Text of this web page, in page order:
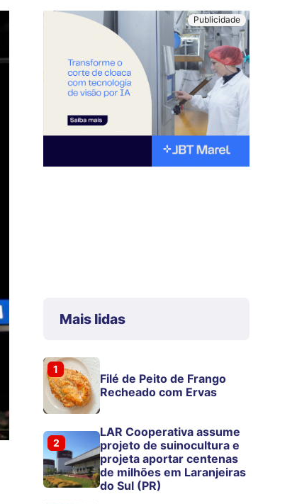
Mais lidas
1
Filé de Peito de Frango
Recheado com Ervas
2
LAR Cooperativa assume
projeto de suinocultura e
projeta aportar centenas
de milhões em Laranjeiras
do Sul (PR)